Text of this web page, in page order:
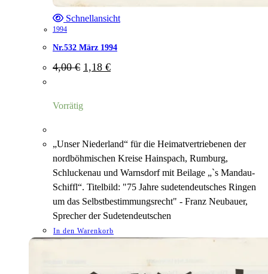
Schnellansicht
1994
Nr.532 März 1994
4,00€ Ursprünglicher
Preis
1,18 €Aktueller
Vorrätig
„Unser Niederland“ für die Heimatvertriebenen der
nordböhmischen Kreise Hainspach, Rumburg,
Schluckenau und Warnsdorf mit Beilage „`s Mandau-
Schiffl“. Titelbild: "75 Jahre sudetendeutsches Ringen
um das Selbstbestimmungsrecht" - Franz Neubauer,
Sprecher der Sudetendeutschen
In den Warenkorb